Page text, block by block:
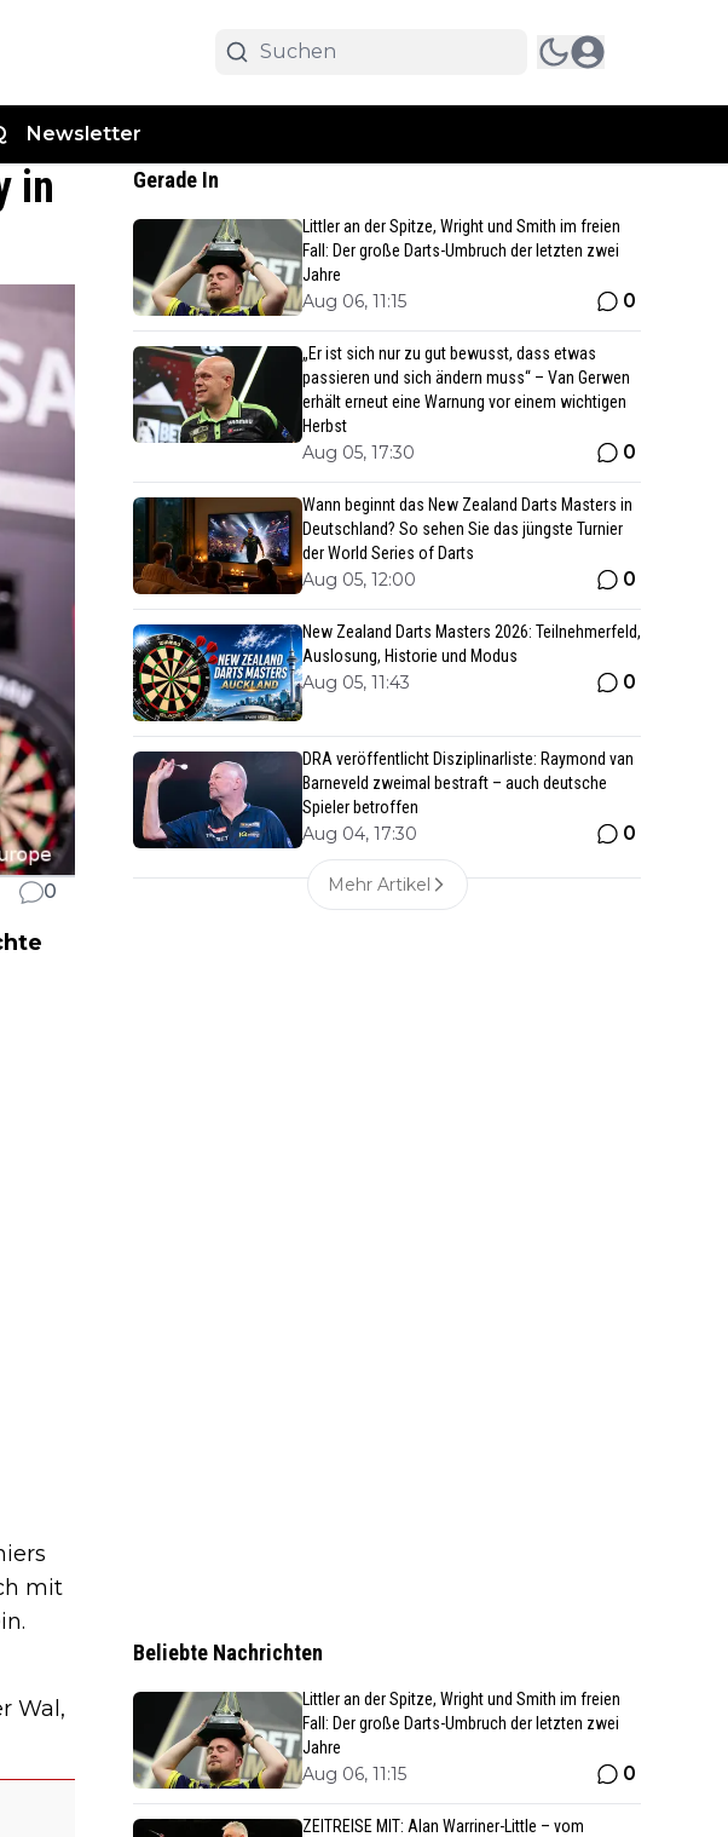
Newsletter
in
0
mit
Wal,
Gerade In
Littler an der Spitze, Wright und Smith im freien
Fall: Der große Darts-Umbruch der letzten zwei
Jahre
Aug 06, 11:15 0
„Er ist sich nur zu gut bewusst, dass etwas
passieren und sich ändern muss“ – Van Gerwen
erhält erneut eine Warnung vor einem wichtigen
Herbst
Aug 05, 17:30 0
Wann beginnt das New Zealand Darts Masters in
Deutschland? So sehen Sie das jüngste Turnier
der World Series of Darts
Aug 05, 12:00 0
New Zealand Darts Masters 2026: Teilnehmerfeld,
Auslosung, Historie und Modus
Aug 05, 11:43 0
DRA veröffentlicht Disziplinarliste: Raymond van
Barneveld zweimal bestraft – auch deutsche
Spieler betroffen
Aug 04, 17:30 0
Mehr Artikel
Beliebte Nachrichten
Littler an der Spitze, Wright und Smith im freien
Fall: Der große Darts-Umbruch der letzten zwei
Jahre
Aug 06, 11:15 0
ZEITREISE MIT: Alan Warriner-Little – vom